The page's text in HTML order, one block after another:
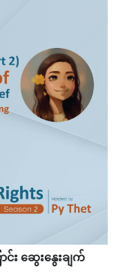
ဆွေးနွေးချက်